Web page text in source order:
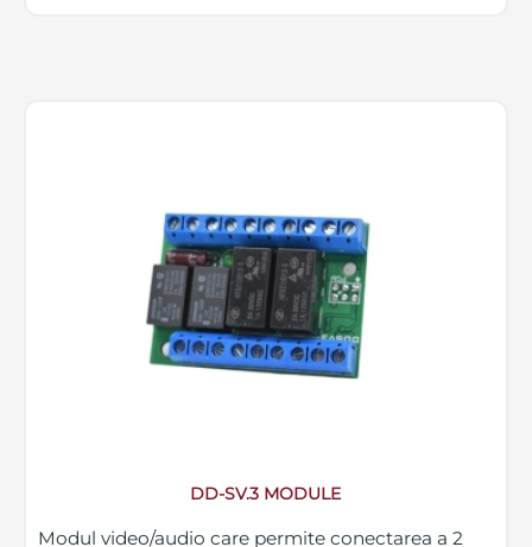
DD-SV.3 MODULE
Modul video/audio care permite conectarea a 2